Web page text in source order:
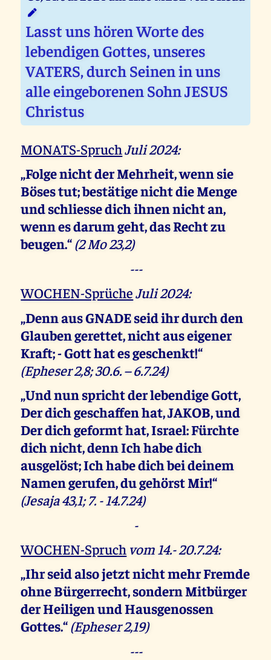
Lasst uns hören Worte des
lebendigen Gottes, unseres
VATERS, durch Seinen in uns
alle eingeborenen Sohn JESUS
Christus
MONATS-SpruchJuli 2024:
„Folge nicht der Mehrheit, wenn sie
Böses tut; bestätige nicht die Menge
und schliesse dich ihnen nicht an,
wenn es darum geht, das Recht zu
beugen.“(2 Mo 23,2)
---
WOCHEN-SprücheJuli 2024:
„Denn aus GNADE seid ihr durch den
Glauben gerettet, nicht aus eigener
Kraft; - Gott hat es geschenkt!“
(Epheser 2,8; 30.6. – 6.7.24)
„Und nun spricht der lebendige Gott,
Der dich geschaffen hat, JAKOB, und
Der dich geformt hat, Israel: Fürchte
dich nicht, denn Ich habe dich
ausgelöst; Ich habe dich bei deinem
Namen gerufen, du gehörst Mir!“
(Jesaja 43,1; 7. - 14.7.24)
-
WOCHEN-Spruch vom 14.- 20.7.24:
„Ihr seid also jetzt nicht mehr Fremde
ohne Bürgerrecht, sondern Mitbürger
der Heiligen und Hausgenossen
Gottes.“(Epheser 2,19)
---